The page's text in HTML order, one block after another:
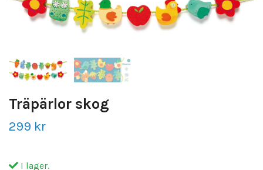
Träpärlor skog
299 kr
I lager.